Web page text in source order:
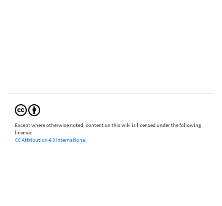
Except where otherwise noted, content on this wiki is licensed under the following
license:
CC Attribution 4.0 International